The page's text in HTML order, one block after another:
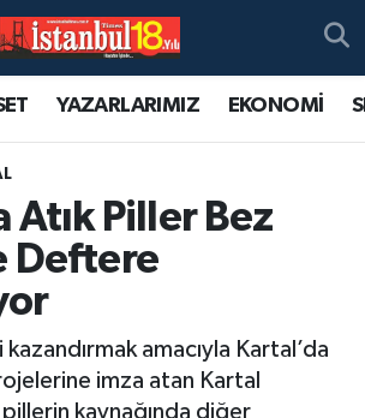
YAZARLARIMIZ EKONOMİ
Atık Piller Bez
Deftere
kazandırmak amacıyla Kartal’da
imza atan Kartal
kaynağında diğer